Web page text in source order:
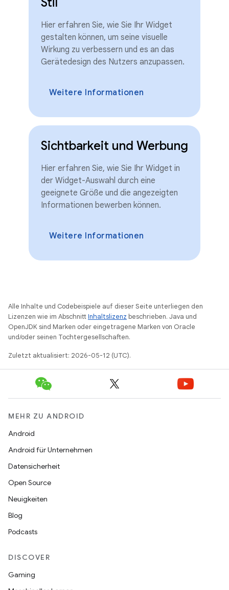
Hier erfahren Sie, wie Sie Ihr Widget
gestalten können, um seine visuelle
Wirkung zu verbessern und es an das
Gerätedesign des Nutzers anzupassen.
Weitere Informationen
Sichtbarkeit und Werbung
Hier erfahren Sie, wie Sie Ihr Widget in
der Widget-Auswahl durch eine
geeignete Größe und die angezeigten
Informationen bewerben können.
Weitere Informationen
Alle Inhalte und Codebeispiele auf dieser Seite unterliegen den
Lizenzen wie im AbschnittInhaltslizenz beschrieben. Java und
OpenJDK sind Marken oder eingetragene Marken von Oracle
und/oder seinen Tochtergesellschaften.
Zuletzt aktualisiert: 2026-05-12 (UTC).
MEHR ZU ANDROID
Android
Android für Unternehmen
Datensicherheit
Open Source
Neuigkeiten
Blog
Podcasts
DISCOVER
Gaming